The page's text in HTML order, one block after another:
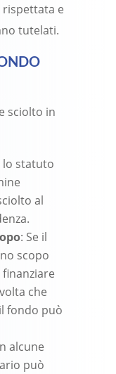
e
tutelati.
sciolto in
lo statuto
al
: Se il
scopo
che
fondo può
alcune
può